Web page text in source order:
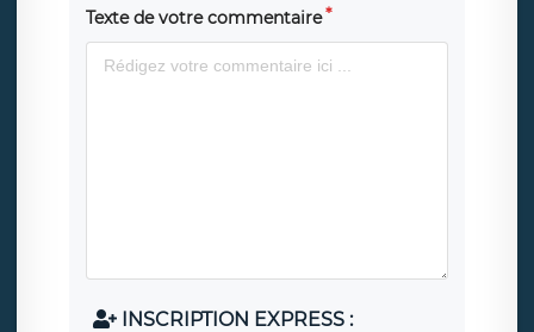
Texte de votre commentaire
INSCRIPTION EXPRESS :